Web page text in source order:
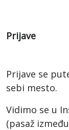
Prijave
Prijave se
sebi mesto.
Vidimo se u
(pasaž